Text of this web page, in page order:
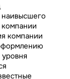
наивысшего
компании